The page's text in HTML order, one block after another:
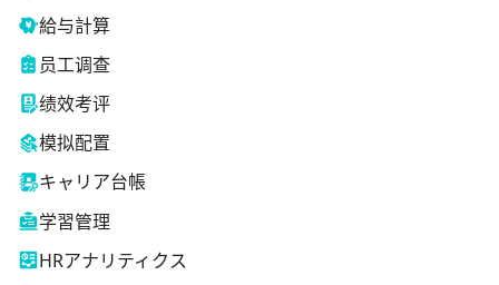
給与計算
员工调查
绩效考评
模拟配置
キャリア台帳
学習管理
HRアナリティクス